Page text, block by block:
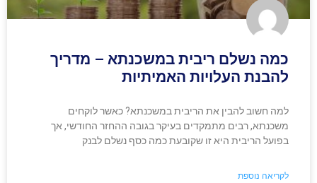
כמה נשלם ריבית במשכנתא – מדריך
להבנת העלויות האמיתיות
למה חשוב להבין את הריבית במשכנתא? כאשר לוקחים
משכנתא, רבים מתמקדים בעיקר בגובה ההחזר החודשי, אך
בפועל הריבית היא זו שקובעת כמה כסף נשלם לבנק
לקריאה נוספת